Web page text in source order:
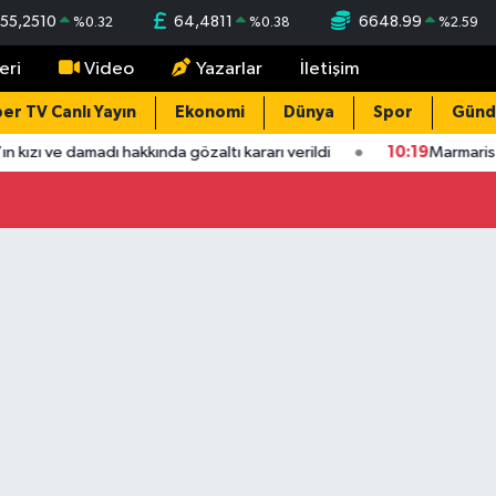
55,2510 %0.32 64,4811 %0.38 6648.99 %2.59
Video Yazarlar İletişim
TV Canlı Yayın Ekonomi Dünya Spor
ve damadı hakkında gözaltı kararı verildi 10:19Marmaris